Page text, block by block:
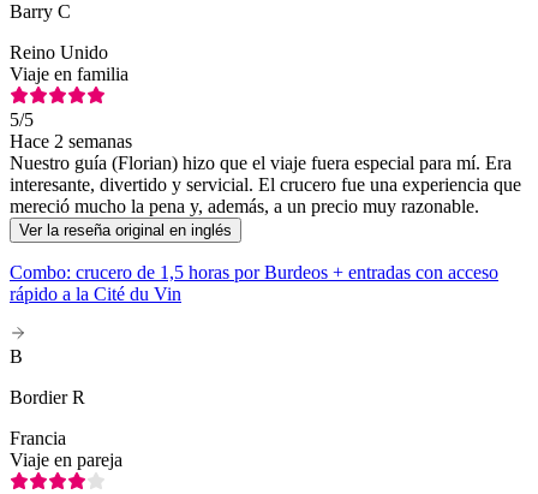
Barry C
Reino Unido
Viaje en familia
5/5
Hace 2 semanas
Nuestro guía (Florian) hizo que el viaje fuera especial para mí. Era
interesante, divertido y servicial. El crucero fue una experiencia que
mereció mucho la pena y, además, a un precio muy razonable.
Ver la reseña original en inglés
Combo: crucero de 1,5 horas por Burdeos + entradas con acceso
rápido a la Cité du Vin
B
Bordier R
Francia
Viaje en pareja